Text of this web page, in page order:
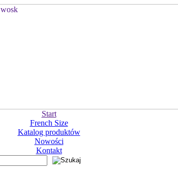
Start
French Size
Katalog produktów
Nowości
Kontakt